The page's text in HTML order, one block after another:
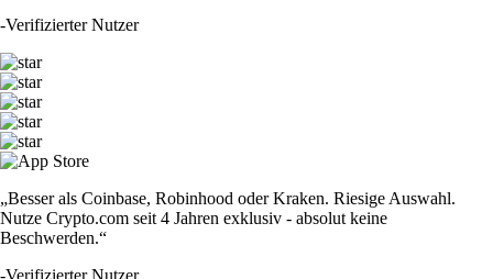
-Verifizierter Nutzer
„Besser als Coinbase, Robinhood oder Kraken. Riesige Auswahl.
Nutze Crypto.com seit 4 Jahren exklusiv - absolut keine
Beschwerden.“
-Verifizierter Nutzer